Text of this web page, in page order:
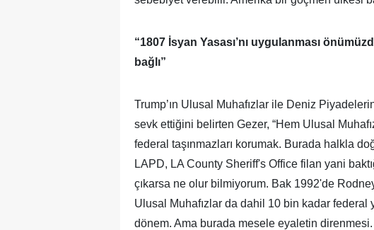
“1807 İsyan Yasası’nı uygulanması
bağlı”
Trump’ın Ulusal Muhafızlar ile Deniz
sevk ettiğini belirten Gezer, “Hem Ulusal
federal taşınmazları korumak. Burada halkla
LAPD, LA County Sheriff's Office filan yani
çıkarsa ne olur bilmiyorum. Bak 1992'de
Ulusal Muhafızlar da dahil 10 bin kadar
dönem. Ama burada mesele eyaletin direnmesi.